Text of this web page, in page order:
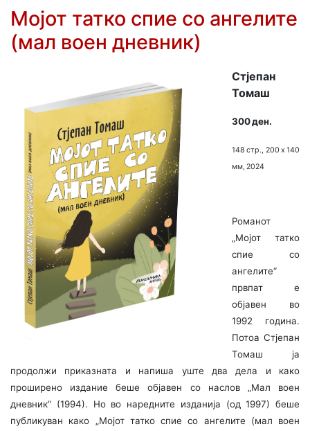
Мојот татко спие со ангелите
(мал воен дневник)
Стјепан
Томаш
300 ден.
148 стр., 200 х 140
мм, 2024
Романот
„Мојот татко
спие со
ангелите“
првпат е
објавен во
1992 година.
Потоа Стјепан
Томаш ја
продолжи приказната и напиша уште два дела и како
проширено издание беше објавен со наслов „Мал воен
дневник“ (1994). Но во наредните изданија (од 1997) беше
публикуван како „Мојот татко спие со ангелите (мал воен